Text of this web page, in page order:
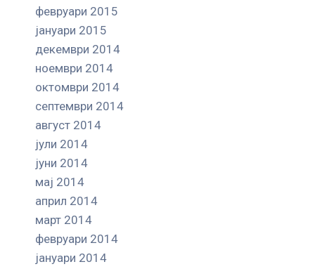
февруари 2015
јануари 2015
декември 2014
ноември 2014
октомври 2014
септември 2014
август 2014
јули 2014
јуни 2014
мај 2014
април 2014
март 2014
февруари 2014
јануари 2014